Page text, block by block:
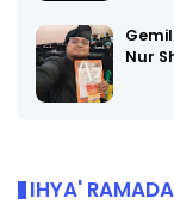
Nur
IHYA'